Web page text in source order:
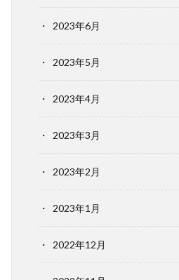
2023年6月
2023年5月
2023年4月
2023年3月
2023年2月
2023年1月
2022年12月